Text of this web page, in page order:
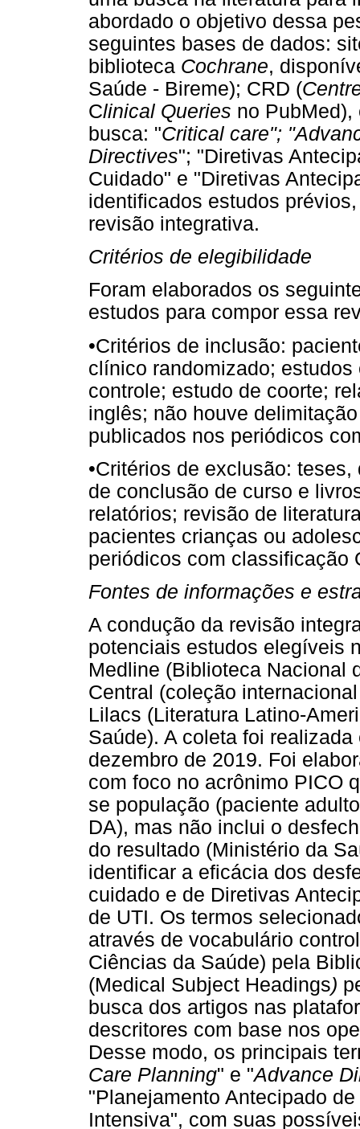
abordado o objetivo dessa
seguintes bases de dados:
biblioteca Cochrane,
Saúde - Bireme); CRD (
Clinical Queries no
busca: "Critical care";
Directives"; "Diretivas
Cuidado" e "Diretivas
identificados estudos
revisão integrativa.
Critérios de elegibilidade
Foram elaborados os
estudos para compor essa
•Critérios de inclusão:
clínico randomizado;
controle; estudo de coorte;
inglês; não houve
publicados nos periódicos
•Critérios de exclusão:
de conclusão de curso e
relatórios; revisão de
pacientes crianças ou
periódicos com classificação
Fontes de informações e
A condução da revisão
potenciais estudos elegíveis
Medline (Biblioteca Nacional
Central (coleção
Lilacs (Literatura Latino-
Saúde). A coleta foi
dezembro de 2019. Foi
com foco no acrônimo PICO
se população (paciente
DA), mas não inclui o
do resultado (Ministério da
identificar a eficácia dos
cuidado e de Diretivas
de UTI. Os termos
através de vocabulário
Ciências da Saúde) pela
(Medical Subject Headings)
busca dos artigos nas
descritores com base nos
Desse modo, os principais
Care Planning" e "Advance
"Planejamento Antecipado
Intensiva", com suas